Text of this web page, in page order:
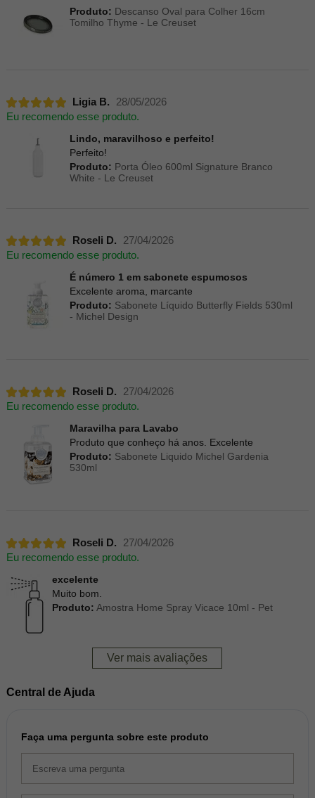
Produto: Descanso Oval para Colher 16cm
Tomilho Thyme - Le Creuset
Ligia B.
28/05/2026
Eu recomendo esse produto.
Lindo, maravilhoso e perfeito!
Perfeito!
Produto: Porta Óleo 600ml Signature Branco
White - Le Creuset
Roseli D.
27/04/2026
Eu recomendo esse produto.
É número 1 em sabonete espumosos
Excelente aroma, marcante
Produto: Sabonete Líquido Butterfly Fields 530ml
- Michel Design
Roseli D.
27/04/2026
Eu recomendo esse produto.
Maravilha para Lavabo
Produto que conheço há anos. Excelente
Produto: Sabonete Liquido Michel Gardenia
530ml
Roseli D.
27/04/2026
Eu recomendo esse produto.
excelente
Muito bom.
Produto: Amostra Home Spray Vicace 10ml - Pet
Ver mais avaliações
Central de Ajuda
Faça uma pergunta sobre este produto